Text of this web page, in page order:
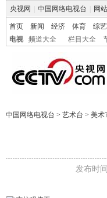
央视网 中国网络电视台 网
首页 新闻 经济 体育 综艺
电视
频道大全 栏目大全
中国网络电视台 > 艺术台 > 美术
发布时